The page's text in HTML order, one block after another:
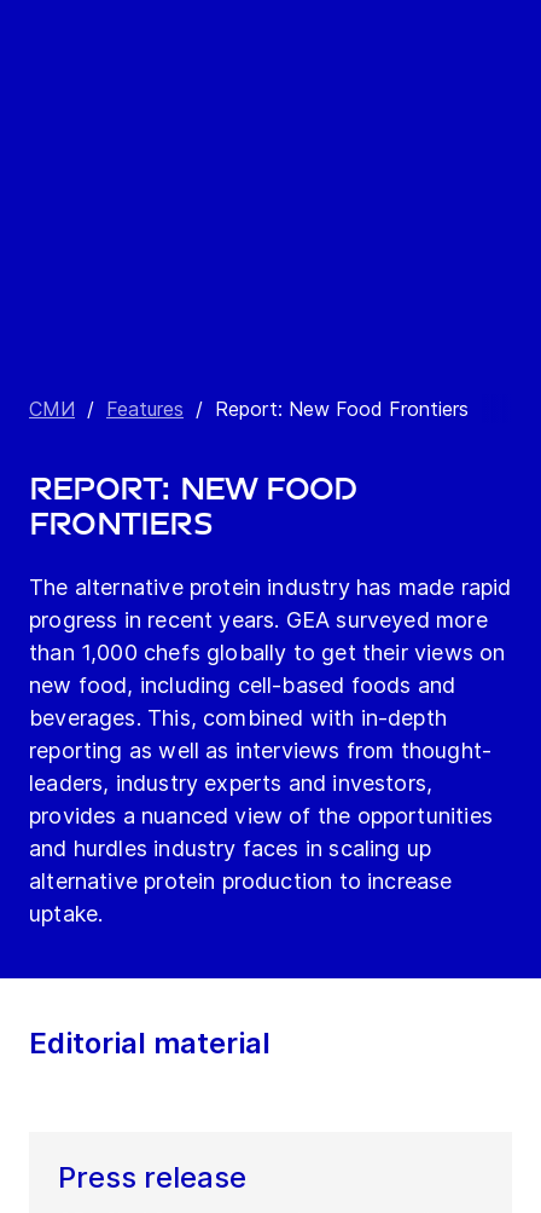
СМИ / Features / Report: New Food Frontiers​
Report: New Food
Frontiers​
The alternative protein industry has made rapid
progress in recent years. GEA surveyed more
than 1,000 chefs globally to get their views on
new food, including cell-based foods and
beverages. This, combined with in-depth
reporting as well as interviews from thought-
leaders, industry experts and investors,
provides a nuanced view of the opportunities
and hurdles industry faces in scaling up
alternative protein production to increase
uptake.​
Editorial material​
Press release